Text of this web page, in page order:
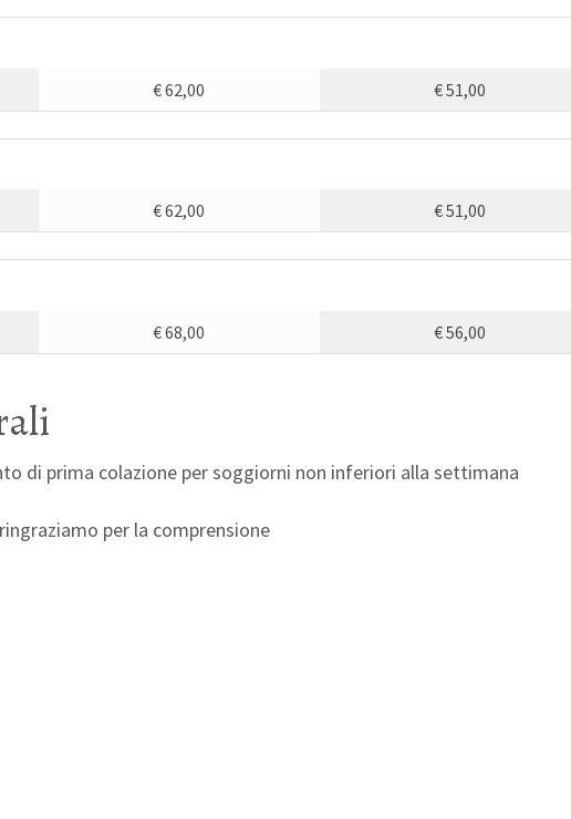
€ 62,00 € 51,00
€ 62,00 € 51,00
€ 68,00 € 56,00
di prima colazione per soggiorni non inferiori alla settimana
per la comprensione